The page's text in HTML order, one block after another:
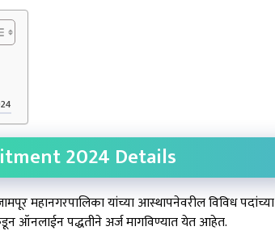
2024 Details
महानगरपालिका यांच्या आस्थापनेवरील विविध पदांच्या
ऑनलाईन पद्धतीने अर्ज मागविण्यात येत आहेत.